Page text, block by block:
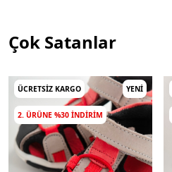
Çok Satanlar
ÜCRETSIZ KARGO YENI
2. ÜRÜNE %30 INDIRIM